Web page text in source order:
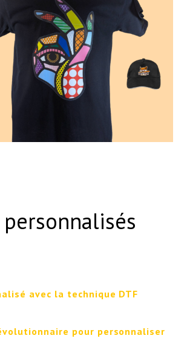
avec la technique DTF
pour personnaliser